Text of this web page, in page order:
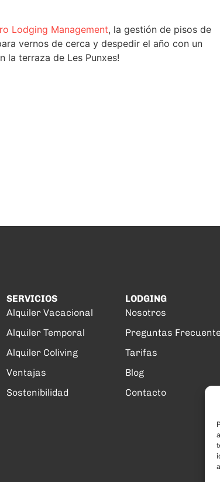
Lodging Management, la gestión de pisos de
vernos de cerca y despedir el año con un
la terraza de Les Punxes!
SERVICIOS
Alquiler Vacacional
Alquiler Temporal
Alquiler Coliving
Ventajas
Sostenibilidad
LODGING
Nosotros
Preguntas
Tarifas
Blog
Contacto